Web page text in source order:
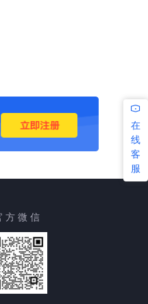
在
线
客
服
方 微 信